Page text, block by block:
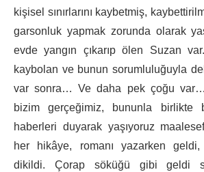
kişisel sınırlarını kaybetmiş,
garsonluk yapmak zorunda olarak
evde yangın çıkarıp ölen Suzan
kaybolan ve bunun sorumluluğuyla
var sonra… Ve daha pek çoğu var…
bizim gerçeğimiz, bununla birlikte
haberleri duyarak yaşıyoruz
her hikâye, romanı yazarken geldi,
dikildi. Çorap söküğü gibi geldi